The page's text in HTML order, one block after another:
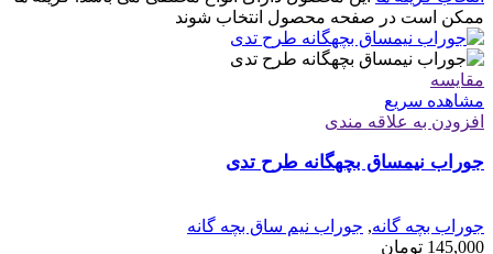
ممکن است در صفحه محصول انتخاب شوند
مقایسه
مشاهده سریع
افزودن به علاقه مندی
جوراب نیمساق بچهگانه طرح تدی
جوراب بچه گانه, جوراب نیم ساق بچه گانه
145,000 تومان